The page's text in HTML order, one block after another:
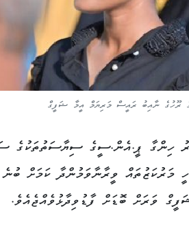
ރޫހުގެ ނާއިބު ރައީސް މަރިޔަމް އީމާ ޝަފީގް
ހިންގާ ޕީ.އެން.ސީގެ ސިޔާސަތުތަކުގެ
މަރުކަޒުތައް ވީރާނާވަމުންދާ ކަމަށް
ވަރަށް ބޮޑަށް ފާޑުވިދާޅުވެއްޖެއެވެ.